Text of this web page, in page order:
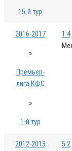
15-й тур
2016-2017
»
Премьер-
лига КФС
»
1-й тур
1:4
2012-2013 5:2